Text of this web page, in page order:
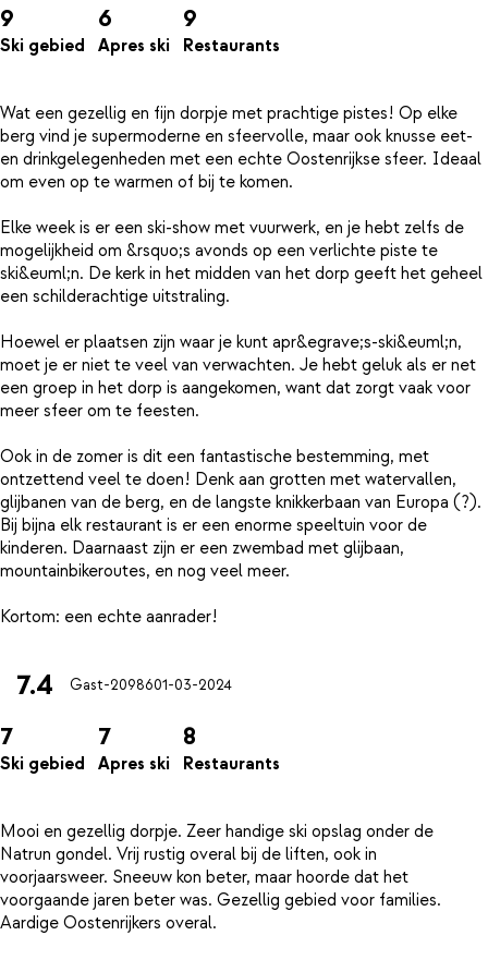
9
Ski gebied
6
Apres ski
9
Restaurants
Wat een gezellig en fijn dorpje met prachtige pistes! Op elke
berg vind je supermoderne en sfeervolle, maar ook knusse eet-
en drinkgelegenheden met een echte Oostenrijkse sfeer. Ideaal
om even op te warmen of bij te komen.
Elke week is er een ski-show met vuurwerk, en je hebt zelfs de
mogelijkheid om &rsquo;s avonds op een verlichte piste te
ski&euml;n. De kerk in het midden van het dorp geeft het geheel
een schilderachtige uitstraling.
Hoewel er plaatsen zijn waar je kunt apr&egrave;s-ski&euml;n,
moet je er niet te veel van verwachten. Je hebt geluk als er net
een groep in het dorp is aangekomen, want dat zorgt vaak voor
meer sfeer om te feesten.
Ook in de zomer is dit een fantastische bestemming, met
ontzettend veel te doen! Denk aan grotten met watervallen,
glijbanen van de berg, en de langste knikkerbaan van Europa (?).
Bij bijna elk restaurant is er een enorme speeltuin voor de
kinderen. Daarnaast zijn er een zwembad met glijbaan,
mountainbikeroutes, en nog veel meer.
7.4 Gast-2098601-03-2024
7
Ski gebied
7
Apres ski
8
Restaurants
Mooi en gezellig dorpje. Zeer handige ski opslag onder de
Natrun gondel. Vrij rustig overal bij de liften, ook in
voorjaarsweer. Sneeuw kon beter, maar hoorde dat het
voorgaande jaren beter was. Gezellig gebied voor families.